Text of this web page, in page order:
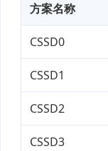
方案名称
CSSD0
CSSD1
CSSD2
CSSD3